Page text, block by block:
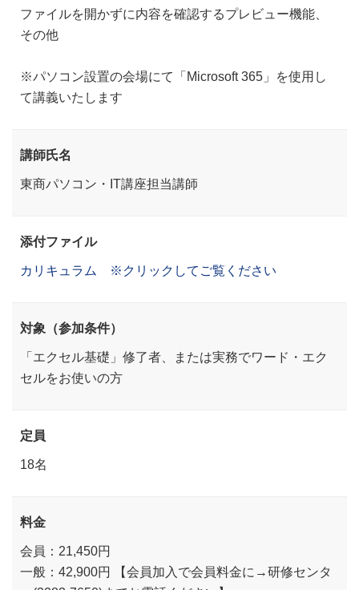
ファイルを開かずに内容を確認するプレビュー機能、
その他
※パソコン設置の会場にて「Microsoft 365」を使用し
て講義いたします
講師氏名
東商パソコン・IT講座担当講師
添付ファイル
カリキュラム ※クリックしてご覧ください
対象（参加条件）
「エクセル基礎」修了者、または実務でワード・エク
セルをお使いの方
定員
18名
料金
会員：21,450円
一般：42,900円 【会員加入で会員料金に→研修センタ